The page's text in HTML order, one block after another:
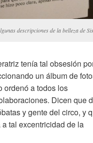
descripciones de la belleza de
tenía tal obsesión
un álbum de
ordenó a todos los
Dicen que
y gente del circo, y
tal excentricidad de la